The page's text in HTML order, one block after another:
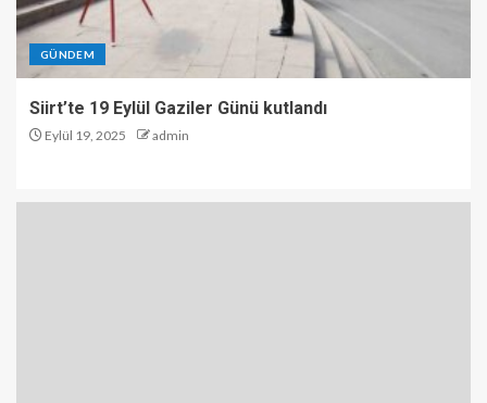
GÜNDEM
Siirt’te 19 Eylül Gaziler Günü kutlandı
Eylül 19, 2025 admin